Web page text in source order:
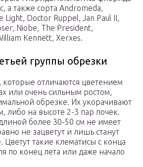
а также сорта Andromeda,
Light, Doctor Ruppel, Jan Paul II,
Niobe, The President,
Kennett, Xerxes.
группы обрезки
которые отличаются цветением
или очень сильным ростом,
обрезке. Их укорачивают
либо на высоте 2-3 пар почек.
более 30-50 см не имеет
не зацветут и лишь станут
Цветут такие клематисы с конца
по конец лета или даже начало